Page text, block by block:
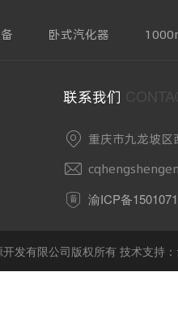
卧式汽化器
联系我们
重庆市九龙坡
渝ICP备
发有限公司版权所有 技术支持：